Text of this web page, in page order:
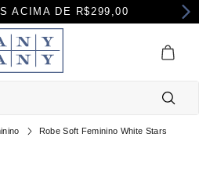
ACIMA DE R$299,00
Robe Soft Feminino White Stars